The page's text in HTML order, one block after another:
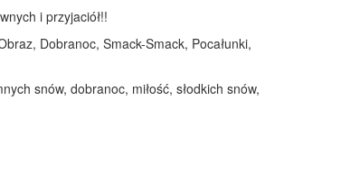
i przyjaciół!!
Dobranoc, Smack-Smack, Pocałunki,
snów, dobranoc, miłość, słodkich snów,